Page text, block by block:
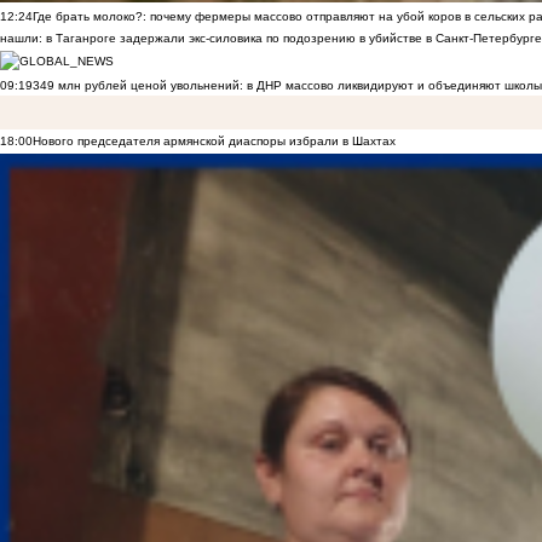
12:24Где брать молоко?: почему фермеры массово отправляют на убой коров в сельских
нашли: в Таганроге задержали экс-силовика по подозрению в убийстве в Санкт-Петербурге
09:19349 млн рублей ценой увольнений: в ДНР массово ликвидируют и объединяют
18:00Нового председателя армянской диаспоры избрали в Шахтах